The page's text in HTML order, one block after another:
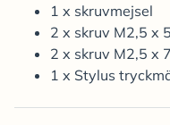
1 x skruvmejsel
2 x skruv M2,5 x 5
2 x skruv M2,5 x 7
1 x Stylus